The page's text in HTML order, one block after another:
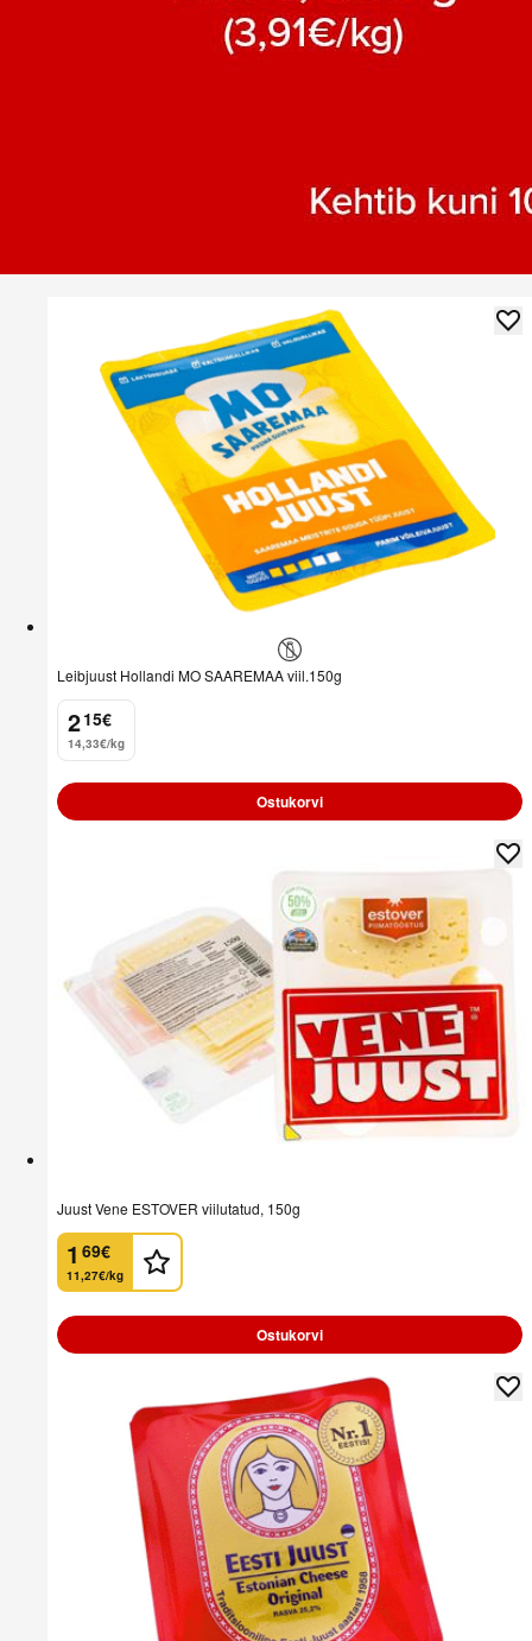
Leibjuust Hollandi MO SAAREMAA viil.150g
2
. 15€
14,33€/kg
Ostukorvi
Juust Vene ESTOVER viilutatud, 150g
1
. 69€
11,27€/kg
Ostukorvi